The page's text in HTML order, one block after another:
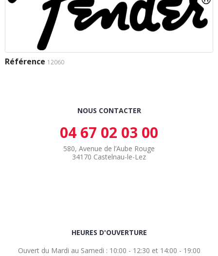
Référence 12060
NOUS CONTACTER
04 67 02 03 00
580, Avenue de l’Aube Rouge
34170 Castelnau-le-Lez
HEURES D'OUVERTURE
Ouvert du Mardi au Samedi : 10:00 - 12:30 et 14:00 - 19:00